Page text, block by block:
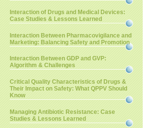
Interaction of Drugs and Medical Devices:
Case Studies & Lessons Learned
Interaction Between Pharmacovigilance and
Marketing: Balancing Safety and Promotion
Interaction Between GDP and GVP:
Algorithm & Challenges
Critical Quality Characteristics of Drugs &
Their Impact on Safety: What QPPV Should
Know
Managing Antibiotic Resistance: Case
Studies & Lessons Learned